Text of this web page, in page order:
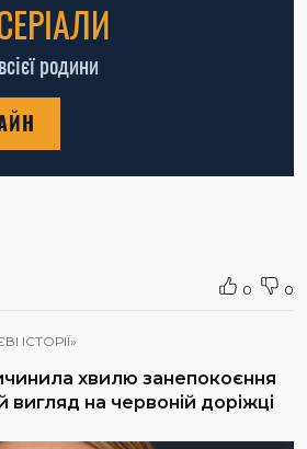
родини
0 0
ІСТОРІЇ»
хвилю занепокоєння
на червоній доріжці